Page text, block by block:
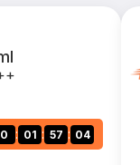
0 : 01 : 57 : 03